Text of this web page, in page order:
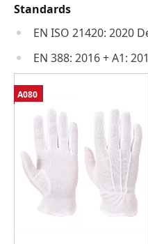
Standards
EN ISO 21420: 2020
EN 388: 2016 + A1:
A080